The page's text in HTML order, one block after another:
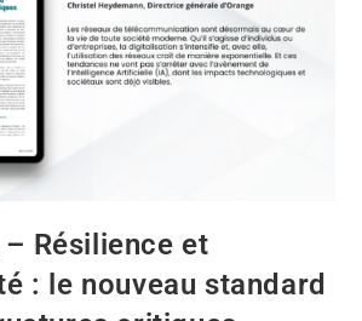
– Résilience et
: le nouveau standard